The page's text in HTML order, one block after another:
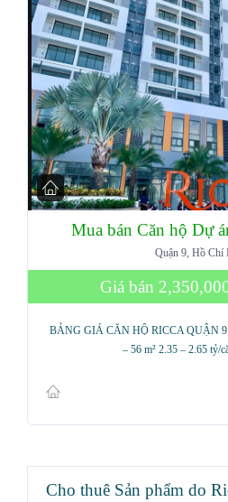
Mua bán Căn hộ Dự
Quận 9, Hồ Chí
Giá bán
BẢNG GIÁ CĂN HỘ RICCA QUẬN 9
– 56 m² 2.35 – 2.65 tỷ/
Cho thuê Sản phẩm do